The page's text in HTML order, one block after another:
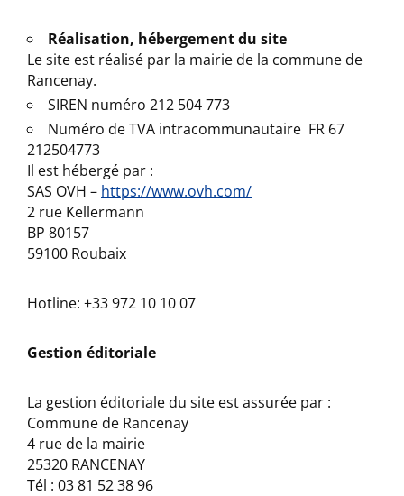
Réalisation, hébergement du site
Le site est réalisé par la mairie de la commune de
Rancenay.
SIREN numéro 212 504 773
Numéro de TVA intracommunautaire FR 67
212504773
Il est hébergé par :
SAS OVH – https://www.ovh.com/
2 rue Kellermann
BP 80157
59100 Roubaix
Hotline: +33 972 10 10 07
Gestion éditoriale
La gestion éditoriale du site est assurée par :
Commune de Rancenay
4 rue de la mairie
25320 RANCENAY
Tél : 03 81 52 38 96